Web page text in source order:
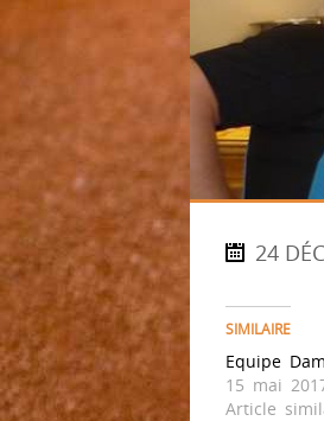
24
SIMILAIRE
Equipe
15 mai
Article